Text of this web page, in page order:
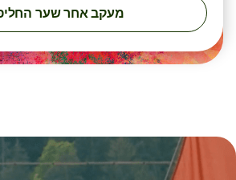
מעקב אחר שער החליפין